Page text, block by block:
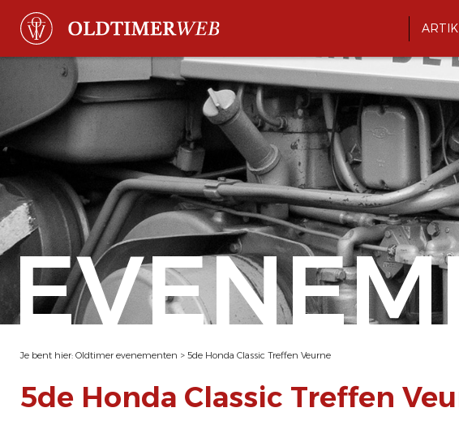
Je bent hier: Oldtimer evenementen > 5de Honda Classic Treffen Veurne
5de Honda Classic Treffen